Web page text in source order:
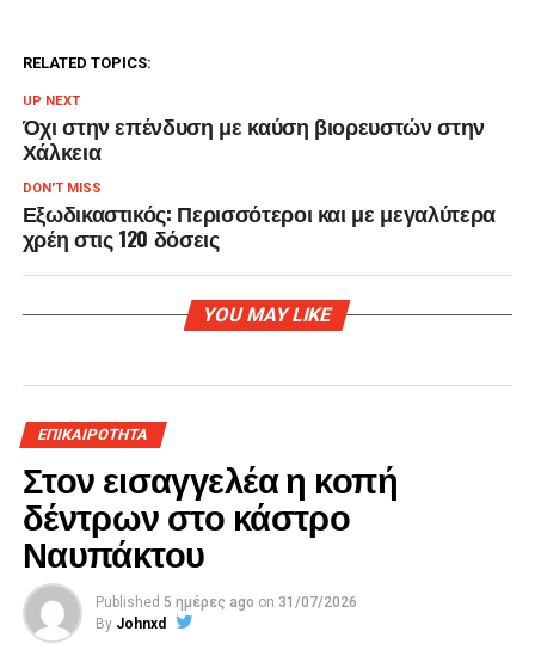
RELATED TOPICS:
UP NEXT
Όχι στην επένδυση με καύση βιορευστών στην
Χάλκεια
DON'T MISS
Εξωδικαστικός: Περισσότεροι και με μεγαλύτερα
χρέη στις 120 δόσεις
YOU MAY LIKE
ΕΠΙΚΑΙΡΟΤΗΤΑ
Στον εισαγγελέα η κοπή
δέντρων στο κάστρο
Ναυπάκτου
Published 5 ημέρες ago on 31/07/2026
By Johnxd